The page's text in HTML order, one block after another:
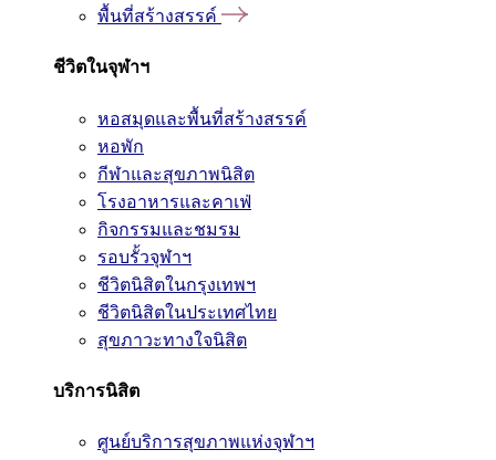
พื้นที่สร้างสรรค์
ชีวิตในจุฬาฯ
หอสมุดและพื้นที่สร้างสรรค์
หอพัก
กีฬาและสุขภาพนิสิต
โรงอาหารและคาเฟ่
กิจกรรมและชมรม
รอบรั้วจุฬาฯ
ชีวิตนิสิตในกรุงเทพฯ
ชีวิตนิสิตในประเทศไทย
สุขภาวะทางใจนิสิต
บริการนิสิต
ศูนย์บริการสุขภาพแห่งจุฬาฯ